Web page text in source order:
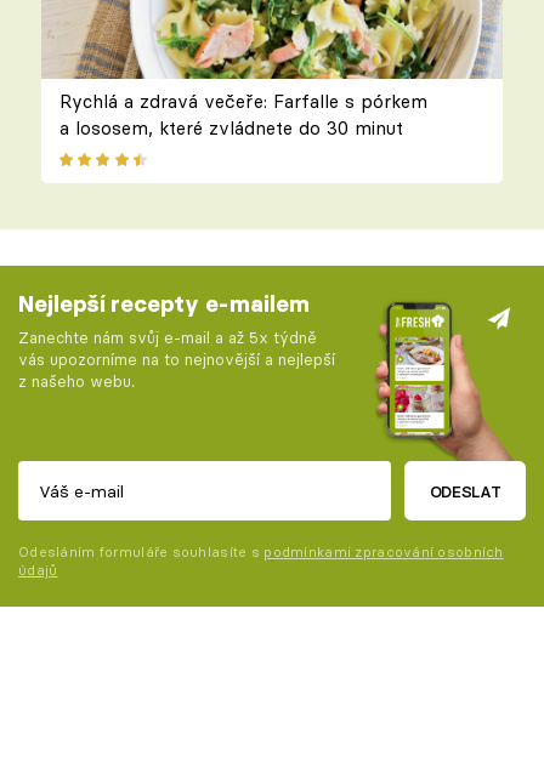
Rychlá a zdravá večeře: Farfalle s pórkem
a lososem, které zvládnete do 30 minut
Nejlepší recepty e-mailem
Zanechte nám svůj e-mail a až 5x týdně
vás upozorníme na to nejnovější a nejlepší
z našeho webu.
ODESLAT
Odesláním formuláře souhlasíte s podmínkami zpracování osobních
údajů